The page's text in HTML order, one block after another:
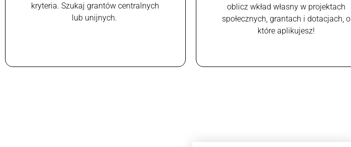
kryteria. Szukaj grantów centralnych
lub unijnych.
oblicz wkład własny w projektach
społecznych, grantach i dotacjach, o
które aplikujesz!